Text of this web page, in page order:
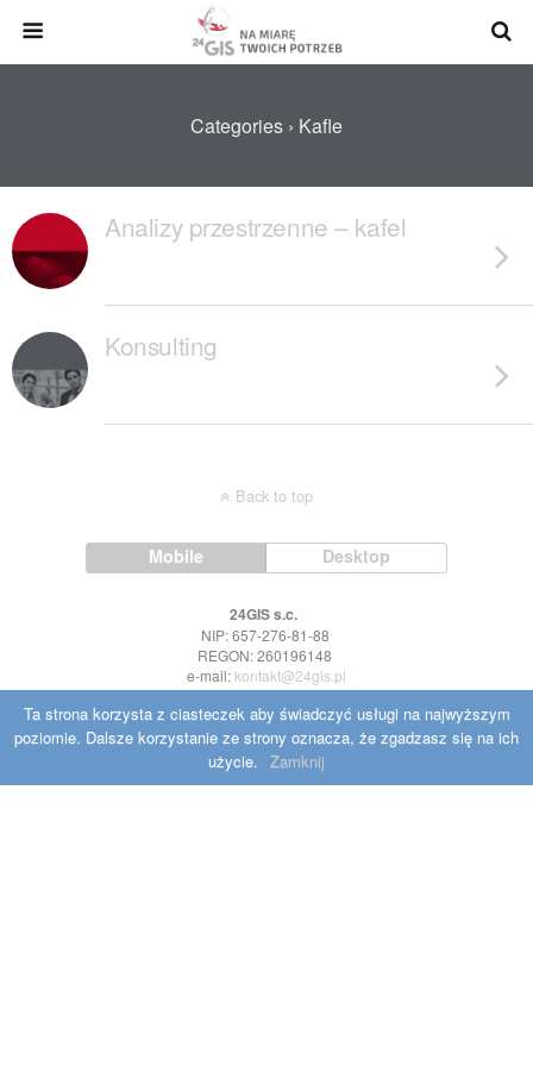
Categories › Kafle
Analizy przestrzenne – kafel
Konsulting
Back to top
Mobile Desktop
24GIS s.c.
NIP: 657-276-81-88
REGON: 260196148
e-mail: kontakt@24gis.pl
Ta strona korzysta z ciasteczek aby świadczyć usługi na najwyższym
poziomie. Dalsze korzystanie ze strony oznacza, że zgadzasz się na ich
użycie. Zamknij